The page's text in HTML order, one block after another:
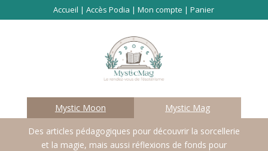
Accueil |Accès Podia |Mon compte |Panier
Mystic Moon Mystic Mag
Des articles pédagogiques pour découvrir la sorcellerie
et la magie, mais aussi réflexions de fonds pour